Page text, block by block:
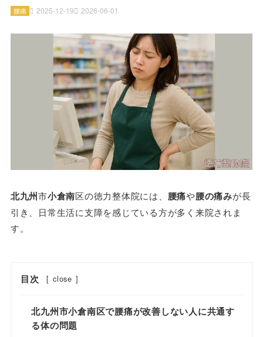
2025-12-19 2026-06-01
腰痛
北九州市小倉南区の徳力整体院には、 腰痛や腰の痛みが長
引き、日常生活に支障を感じている方が多く来院されま
す。
目次 [ close ]
北九州市小倉南区で腰痛が改善しない人に共通す
る体の問題